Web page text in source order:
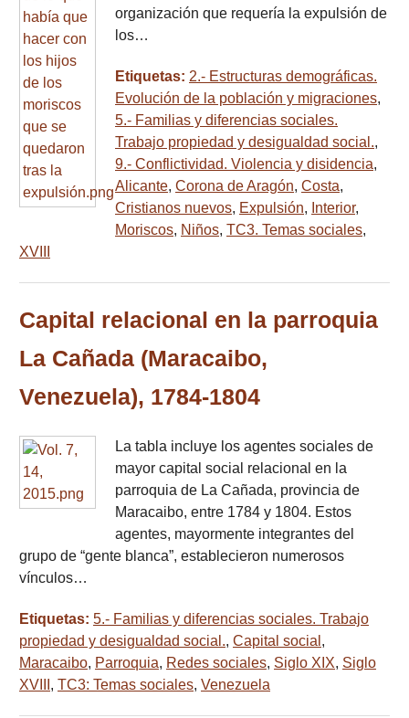
organización que requería la expulsión de
los…
Etiquetas: 2.- Estructuras demográficas.
Evolución de la población y migraciones,
5.- Familias y diferencias sociales.
Trabajo propiedad y desigualdad social.,
9.- Conflictividad. Violencia y disidencia,
Alicante, Corona de Aragón, Costa,
Cristianos nuevos, Expulsión, Interior,
Moriscos, Niños, TC3. Temas sociales,
XVIII
Capital relacional en la parroquia
La Cañada (Maracaibo,
Venezuela), 1784-1804
La tabla incluye los agentes sociales de
mayor capital social relacional en la
parroquia de La Cañada, provincia de
Maracaibo, entre 1784 y 1804. Estos
agentes, mayormente integrantes del
grupo de “gente blanca”, establecieron numerosos
vínculos…
Etiquetas: 5.- Familias y diferencias sociales. Trabajo
propiedad y desigualdad social., Capital social ,
Maracaibo, Parroquia, Redes sociales, Siglo XIX, Siglo
XVIII , TC3: Temas sociales, Venezuela